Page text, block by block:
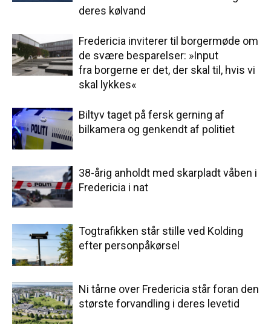
deres kølvand
Fredericia inviterer til borgermøde om
de svære besparelser: »Input
fra borgerne er det, der skal til, hvis vi
skal lykkes«
Biltyv taget på fersk gerning af
bilkamera og genkendt af politiet
38-årig anholdt med skarpladt våben i
Fredericia i nat
Togtrafikken står stille ved Kolding
efter personpåkørsel
Ni tårne over Fredericia står foran den
største forvandling i deres levetid